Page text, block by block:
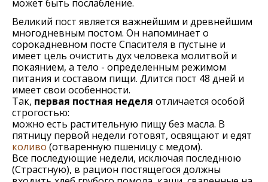
может быть послабление.
Великий пост является важнейшим и древнейшим
многодневным постом. Он напоминает о
сорокадневном посте Спасителя в пустыне и
имеет цель очистить дух человека молитвой и
покаянием, а тело - определенным режимом
питания и составом пищи. Длится пост 48 дней и
имеет свои особенности.
Так, первая постная неделя отличается особой
строгостью:
можно есть растительную пищу без масла. В
пятницу первой недели готовят, освящают и едят
коливо (отваренную пшеницу с медом).
Все последующие недели, исключая последнюю
(Страстную), в рацион постящегося должны